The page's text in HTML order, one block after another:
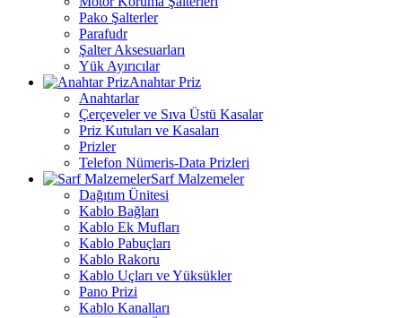
Pako Şalterler
Parafudr
Şalter Aksesuarları
Yük Ayırıcılar
Anahtar Priz
Anahtarlar
Çerçeveler ve Sıva Üstü Kasalar
Priz Kutuları ve Kasaları
Prizler
Telefon Nümeris-Data Prizleri
Sarf Malzemeler
Dağıtım Ünitesi
Kablo Bağları
Kablo Ek Mufları
Kablo Pabuçları
Kablo Rakoru
Kablo Uçları ve Yüksükler
Pano Prizi
Kablo Kanalları